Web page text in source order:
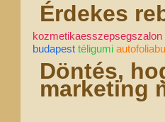
Érdekes
kozmetikaesszepsegszalon
budapest téligumi
Döntés,
marketing